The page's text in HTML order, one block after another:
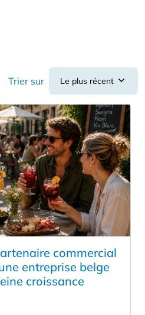
Trier sur Le plus récent
commercial
entreprise belge
croissance